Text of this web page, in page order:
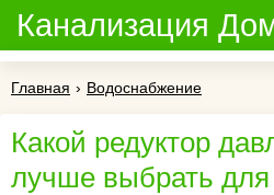
Канализация
Главная › Водоснабжение
Какой редуктор
лучше выбрать для